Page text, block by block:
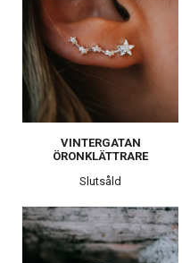
VINTERGATAN
ÖRONKLÄTTRARE
Slutsåld